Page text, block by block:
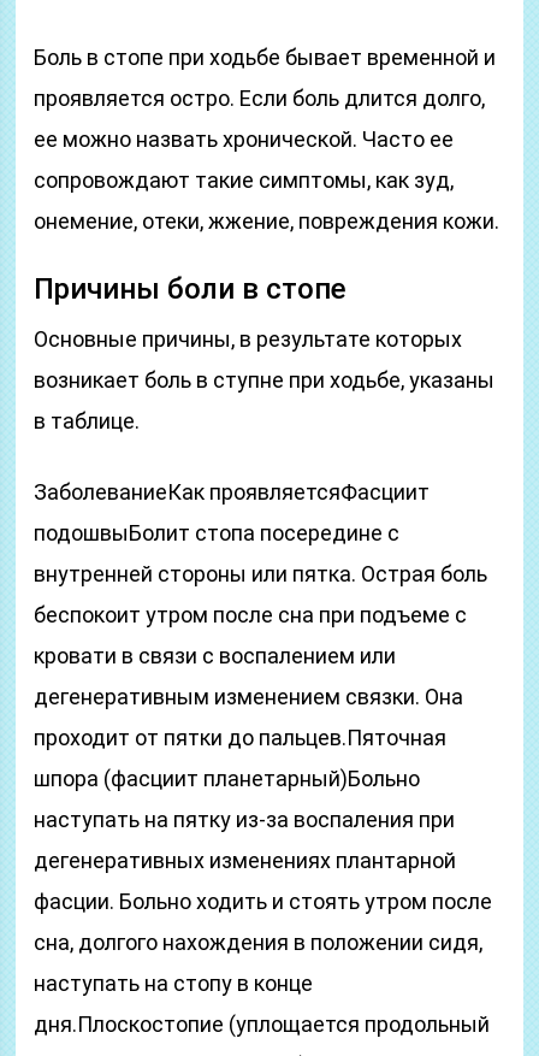
Боль в стопе при ходьбе бывает временной и
проявляется остро. Если боль длится долго,
ее можно назвать хронической. Часто ее
сопровождают такие симптомы, как зуд,
онемение, отеки, жжение, повреждения кожи.
Причины боли в стопе
Основные причины, в результате которых
возникает боль в ступне при ходьбе, указаны
в таблице.
ЗаболеваниеКак проявляетсяФасциит
подошвыБолит стопа посередине с
внутренней стороны или пятка. Острая боль
беспокоит утром после сна при подъеме с
кровати в связи с воспалением или
дегенеративным изменением связки. Она
проходит от пятки до пальцев.Пяточная
шпора (фасциит планетарный)Больно
наступать на пятку из-за воспаления при
дегенеративных изменениях плантарной
фасции. Больно ходить и стоять утром после
сна, долгого нахождения в положении сидя,
наступать на стопу в конце
дня.Плоскостопие (уплощается продольный